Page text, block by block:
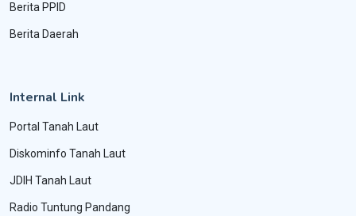
Berita PPID
Berita Daerah
Internal Link
Portal Tanah Laut
Diskominfo Tanah Laut
JDIH Tanah Laut
Radio Tuntung Pandang